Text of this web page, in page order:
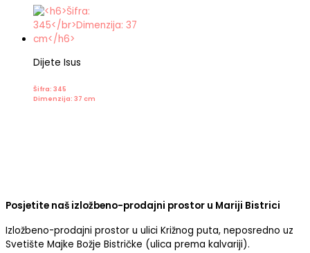
Dijete Isus
Šifra: 345
Dimenzija: 37 cm
Posjetite naš izložbeno-prodajni prostor u Mariji Bistrici
Izložbeno-prodajni prostor u ulici Križnog puta, neposredno uz
Svetište Majke Božje Bistričke (ulica prema kalvariji).